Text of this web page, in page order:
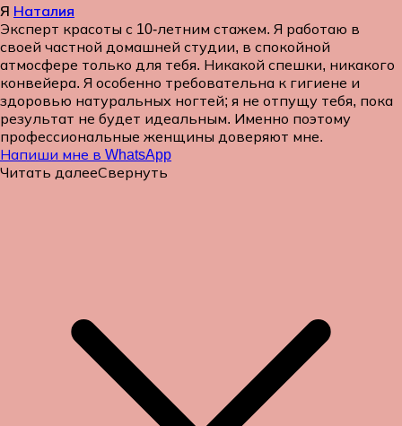
Я Наталия
Эксперт красоты с 10-летним стажем. Я работаю в
своей частной домашней студии, в спокойной
атмосфере только для тебя. Никакой спешки, никакого
конвейера. Я особенно требовательна к гигиене и
здоровью натуральных ногтей; я не отпущу тебя, пока
результат не будет идеальным. Именно поэтому
профессиональные женщины доверяют мне.
Напиши мне в WhatsApp
Читать далееСвернуть